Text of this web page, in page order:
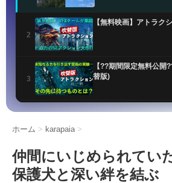
2
【無料映画】アトラク
3
【??期間限定無料公開
替版)
5
米軍UFO機密解除!! 非
前編 MUTube（ムー チ
ホーム > karapaia >
仲間にいじめられてい
保護犬と深い絆を結ぶ